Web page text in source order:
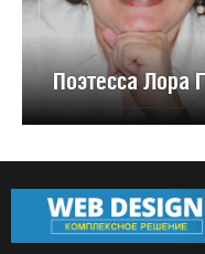
Поэтесса Лора